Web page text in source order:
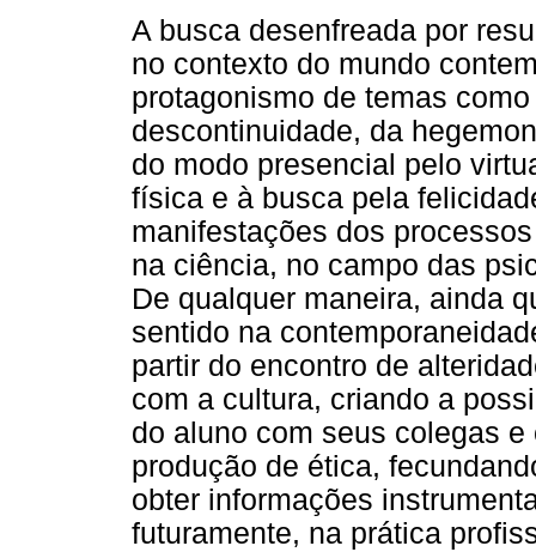
A busca desenfreada por
no contexto do mundo
protagonismo de temas
descontinuidade, da
do modo presencial pelo
física e à busca pela
manifestações dos
na ciência, no campo das
De qualquer maneira, ainda
sentido na
partir do encontro de
com a cultura, criando a
do aluno com seus colegas
produção de ética,
obter informações
futuramente, na prática